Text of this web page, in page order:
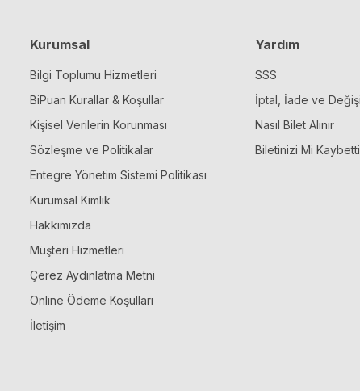
Kurumsal
Bilgi Toplumu Hizmetleri
BiPuan Kurallar & Koşullar
Kişisel Verilerin Korunması
Sözleşme ve Politikalar
Entegre Yönetim Sistemi Politikası
Kurumsal Kimlik
Hakkımızda
Müşteri Hizmetleri
Çerez Aydınlatma Metni
Online Ödeme Koşulları
İletişim
Yardım
SSS
İptal, İade ve
Nasıl Bilet Alınır
Biletinizi Mi